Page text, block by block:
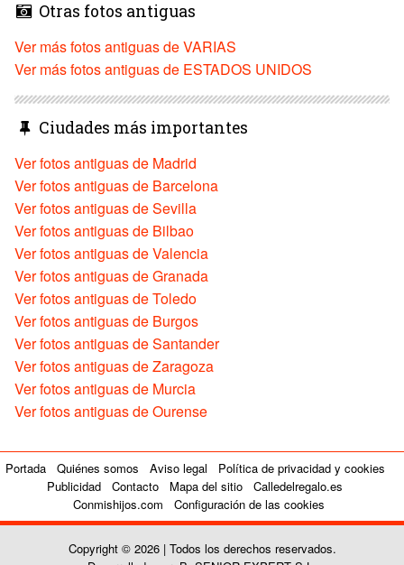
Otras fotos antiguas
Ver más fotos antiguas de VARIAS
Ver más fotos antiguas de ESTADOS UNIDOS
Ciudades más importantes
Ver fotos antiguas de Madrid
Ver fotos antiguas de Barcelona
Ver fotos antiguas de Sevilla
Ver fotos antiguas de Bilbao
Ver fotos antiguas de Valencia
Ver fotos antiguas de Granada
Ver fotos antiguas de Toledo
Ver fotos antiguas de Burgos
Ver fotos antiguas de Santander
Ver fotos antiguas de Zaragoza
Ver fotos antiguas de Murcia
Ver fotos antiguas de Ourense
Portada Quiénes somos Aviso legal
Política de privacidad y cookies
Publicidad
Contacto Mapa del sitio
Calledelregalo.es
Conmishijos.com
Configuración de las cookies
Copyright © 2026 | Todos los derechos reservados.